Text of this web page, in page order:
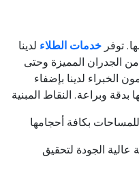
توفر خدمات الطلاء لدينا
الجدران المميزة وحتى
الخبراء لدينا بإضفاء
بدقة وبراعة. النقاط المبنية
بكافة أحجامها
عالية الجودة لتحقيق